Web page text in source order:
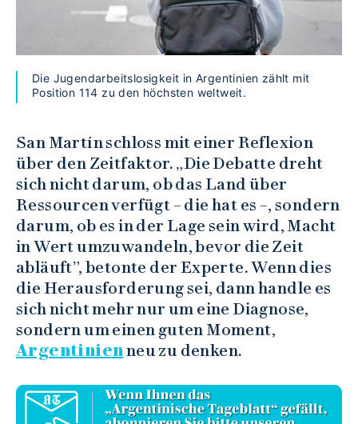
Die Jugendarbeitslosigkeit in Argentinien zählt mit
Position 114 zu den höchsten weltweit.
San Martín schloss mit einer Reflexion
über den Zeitfaktor. „Die Debatte dreht
sich nicht darum, ob das Land über
Ressourcen verfügt – die hat es –, sondern
darum, ob es in der Lage sein wird, Macht
in Wert umzuwandeln, bevor die Zeit
abläuft”, betonte der Experte. Wenn dies
die Herausforderung sei, dann handle es
sich nicht mehr nur um eine Diagnose,
sondern um einen guten Moment,
Argentinienneu zu denken.